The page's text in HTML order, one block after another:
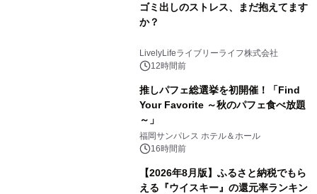
ゴミ出しのストレス、まだ抱えてます
か？
LivelyLifeライブリーライフ株式会社
12時間前
推しパフェ総選挙を初開催！「Find
Your Favorite ～秋のパフェ食べ放題
～」
福岡サンパレス ホテル＆ホール
16時間前
【2026年8月版】ふるさと納税でもら
える『ウイスキー』の還元率ランキン